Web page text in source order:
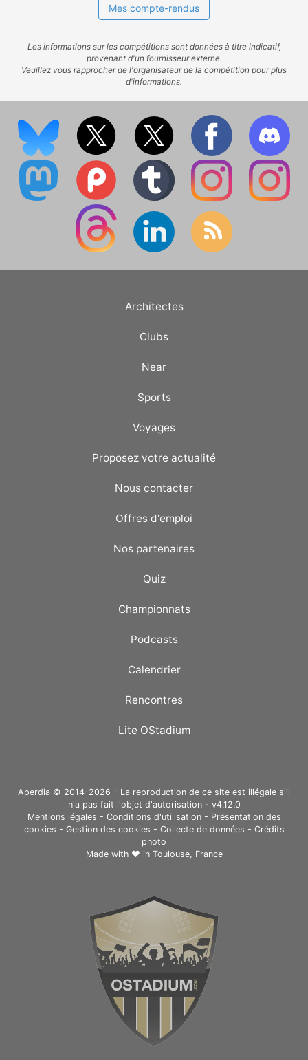
Mes compte-rendus
Les informations sur les compétitions sont données à titre indicatif,
provenant d'un fournisseur externe.
Veuillez vous rapprocher de l'organisateur de la compétition pour plus
d'informations.
Architectes
Clubs
Near
Sports
Voyages
Proposez votre actualité
Nous contacter
Offres d'emploi
Nos partenaires
Quiz
Championnats
Podcasts
Calendrier
Rencontres
Lite OStadium
Aperdia © 2014-2026 - La reproduction de ce site est illégale s'il
n'a pas fait l'objet d'autorisation - v4.12.0
Mentions légales - Conditions d'utilisation- Présentation des
cookies - Gestion des cookies - Collecte de données - Crédits
photo
Made with ❤ in Toulouse, France